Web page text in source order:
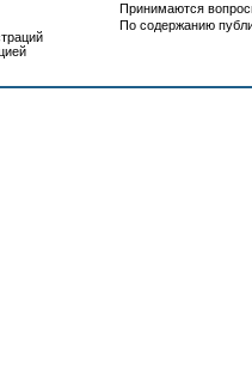
Принимаются
По содержанию